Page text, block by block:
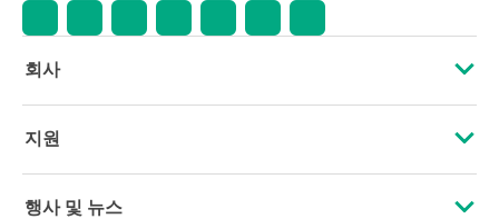
회사
HPE 소개
지원
운영 지원 서비스
행사 및 뉴스